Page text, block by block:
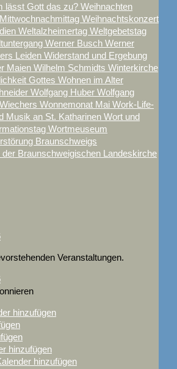
lässt Gott das zu? Weihnachten
Weihnachtskonzert
Weltalzheimertag Weltgebetstag
Werner Busch Werner
Leiden Widerstand und Ergebung
Maien Wilhelm Schmidts Winterkirche
Gottes Wohnen im Alter
Wolfgang Huber Wolfgang
Wonnemonat Mai Work-Life-
Musik an St. Katharinen Wort und
Wortmeuseum
Braunschweigs
Braunschweigischen Landeskirche
Veranstaltungen.
hinzufügen
hinzufügen
hinzufügen